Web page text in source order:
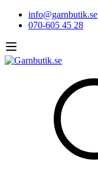
info@garnbutik.se
070-605 45 28